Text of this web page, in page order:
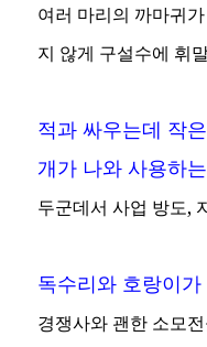
여러 마리의 까마귀
지 않게 구설수에 휘
적과 싸우는데 작
개가 나와 사용하
두군데서 사업 방도,
독수리와 호랑이
경쟁사와 괜한 소모